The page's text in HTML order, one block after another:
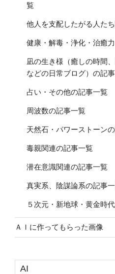
覧
他人を支配したがる人た
健康・解毒・浄化・治癒
凪の生き様（癒しの時間
などの日常ブログ）の記
占い・その他の記事一覧
周波数の記事一覧
天然石・パワーストーン
毒親関連の記事一覧
潜在意識関連の記事一覧
真実系、陰謀論系の記事
５次元・新地球・黄金時
ＡＩに作ってもらった画像
AI